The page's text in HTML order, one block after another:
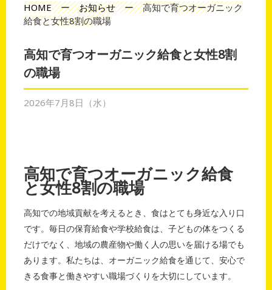
HOMEーお知らせー高知で育つオーガニック
給食と女性8割の職場
高知で育つオーガニック給食と女性8割
の職場
2026年7月8日（水）
高知で育つオーガニック給食
と女性8割の職場
高知での地域貢献を考えるとき、食はとても身近な入り口
です。毎日の保育給食や学校給食は、子どもの体をつくる
だけでなく、地域の農産物や働く人の思いを届ける場でも
あります。私たちは、オーガニック給食を通じて、安心で
きる食事と働きやすい職場づくりを大切にしています。